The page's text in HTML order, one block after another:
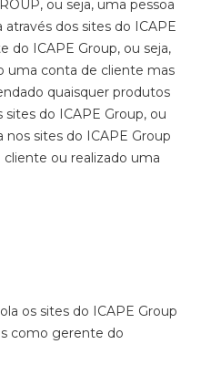
ou seja, uma pessoa
dos sites do ICAPE
do ICAPE Group, ou seja,
uma conta de cliente mas
quaisquer produtos
sites do ICAPE Group, ou
nos sites do ICAPE Group
ou realizado uma
os sites do ICAPE Group
como gerente do